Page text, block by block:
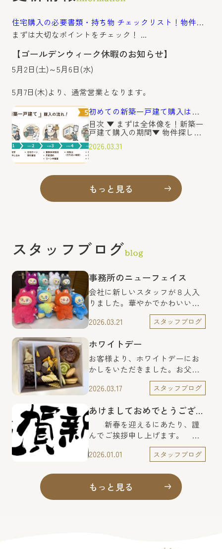
住宅購入の必要書類・持ち物 チェックリスト！物件種別で揃える...
まずは大切なポイントをチェック！ ...
【ゴールデンウィーク休暇のお知らせ】
5月2日(土)～5月6日(水)
5月7日(木)より、通常営業となります。
初めての新築一戸建て購入は何から始める？準備・流れ・注意点を...
目次 ▼ まずは全体像を！新築一
戸建て購入の期間▼ 物件探しを
「3つの事前準備」▼ 【5ステッ
点▼ まとめこ...
2026.03.31
もっと見る
スタッフブログ
事務所のニューフェイス
会社に新しいスタッフが８人入
りました。華やかでかわいい子
たちです。毎日、全員で元気に
お出迎え中です。どこでお出迎
してくださいね。K様、ありがと
うございます。
2026.03.21 スタッフブログ
ホワイトデー
お客様より、ホワイトデーにお
かしをいただきました。お父様
とお子様で、手作りをされたと
のこと。 マフィンは、男の子が
は、マーブルになっています。
全てのクオリティが高すぎま
す。美味しくいただきました。
ありがとうございます♪
2026.03.17 スタッフブログ
あけましておめでとうございます
新春を迎えるにあたり、謹
んでご挨拶申し上げます。 平
素より、格別のご高配を賜り、
厚く御礼申し上げます。 本年
を前へ進める力強さや、幸運を
運ぶ存在として親しまれてまい
りました。 皆さまの日々の歩
2026.01.01 スタッフブログ
もっと見る